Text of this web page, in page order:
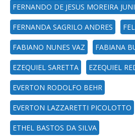
FERNANDO DE JESUS MOREIRA
FERNANDA SAGRILO ANDRES
FABIANO NUNES VAZ FABIANA
EZEQUIEL SARETTA EZEQUIEL
EVERTON RODOLFO BEHR
EVERTON LAZZARETTI PICOLOTTO
ETHEL BASTOS DA SILVA